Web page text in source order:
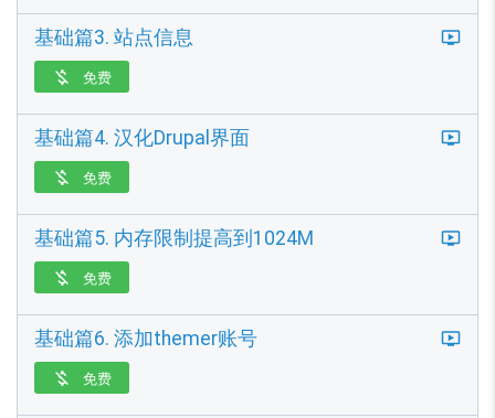
基础篇3. 站点信息
 免费
基础篇4. 汉化Drupal界面
 免费
基础篇5. 内存限制提高到1024M
 免费
基础篇6. 添加themer账号
 免费